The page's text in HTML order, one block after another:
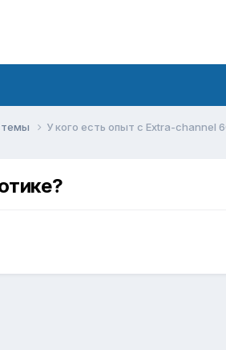
У кого есть опыт с Extra-channel